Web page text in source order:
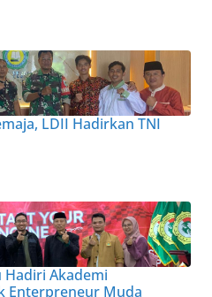
LDII Hadirkan TNI
Hadiri Akademi
Enterpreneur Muda